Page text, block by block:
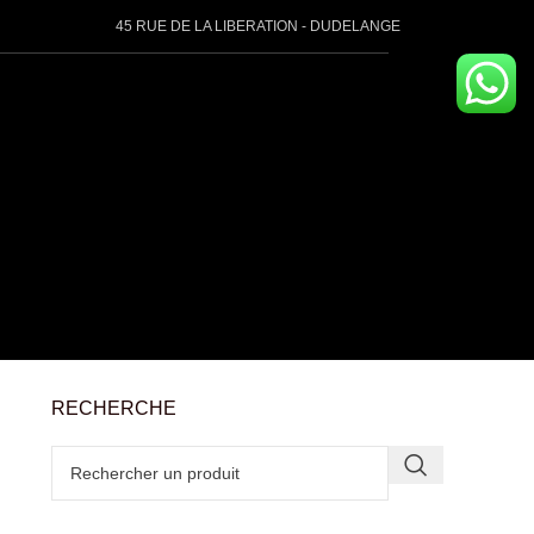
45 RUE DE LA LIBERATION - DUDELANGE
RECHERCHE